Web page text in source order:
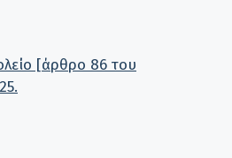
[άρθρο 86 του